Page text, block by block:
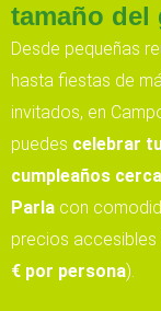
tamaño del
Desde pequeñas
hasta fiestas de
invitados, en
puedes celebrar
cumpleaños
Parla con
precios accesibles
€ por persona).